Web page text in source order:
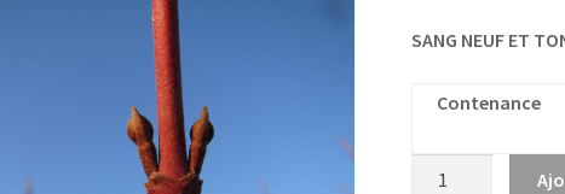
SANG NEUF ET
Contenance